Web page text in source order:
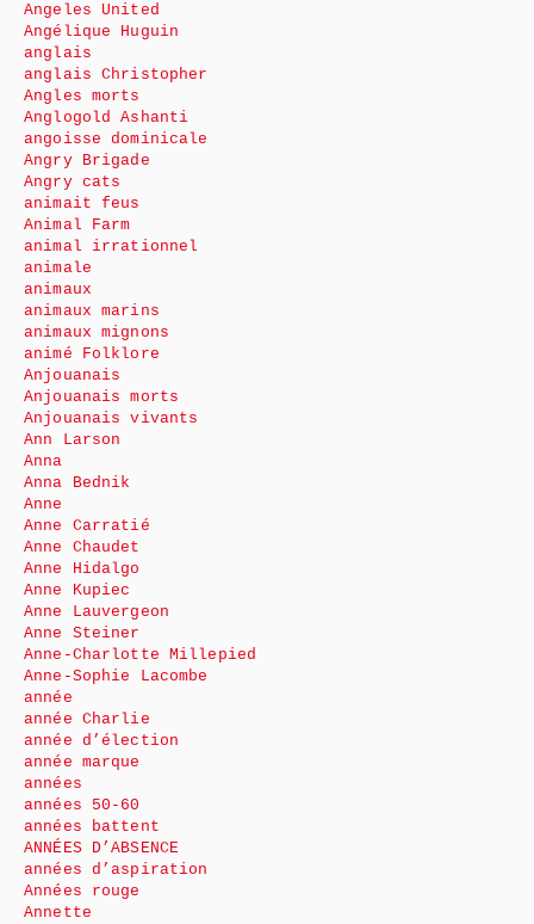
Angeles United
Angélique Huguin
anglais
anglais Christopher
Angles morts
Anglogold Ashanti
angoisse dominicale
Angry Brigade
Angry cats
animait feus
Animal Farm
animal irrationnel
animale
animaux
animaux marins
animaux mignons
animé Folklore
Anjouanais
Anjouanais morts
Anjouanais vivants
Ann Larson
Anna
Anna Bednik
Anne
Anne Carratié
Anne Chaudet
Anne Hidalgo
Anne Kupiec
Anne Lauvergeon
Anne Steiner
Anne-Charlotte Millepied
Anne-Sophie Lacombe
année
année Charlie
année d’élection
année marque
années
années 50-60
années battent
ANNÉES D’ABSENCE
années d’aspiration
Années rouge
Annette